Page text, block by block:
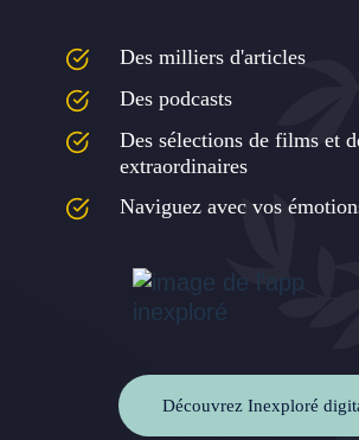
Des milliers d'articles
Des podcasts
Des sélections de films et
extraordinaires
Naviguez avec vos
Découvrez Inexploré